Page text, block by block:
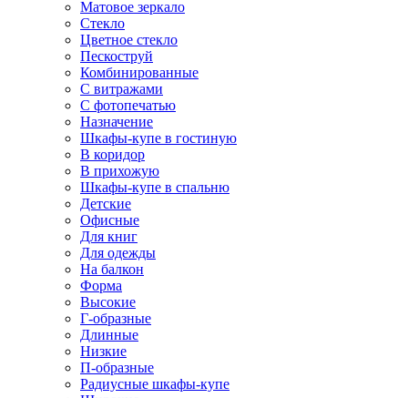
Матовое зеркало
Стекло
Цветное стекло
Пескоструй
Комбинированные
С витражами
С фотопечатью
Назначение
Шкафы-купе в гостиную
В коридор
В прихожую
Шкафы-купе в спальню
Детские
Офисные
Для книг
Для одежды
На балкон
Форма
Высокие
Г-образные
Длинные
Низкие
П-образные
Радиусные шкафы-купе